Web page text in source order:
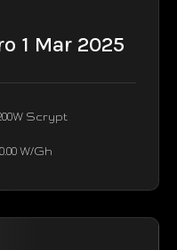
1 Mar 2025
Scrypt
W/Gh